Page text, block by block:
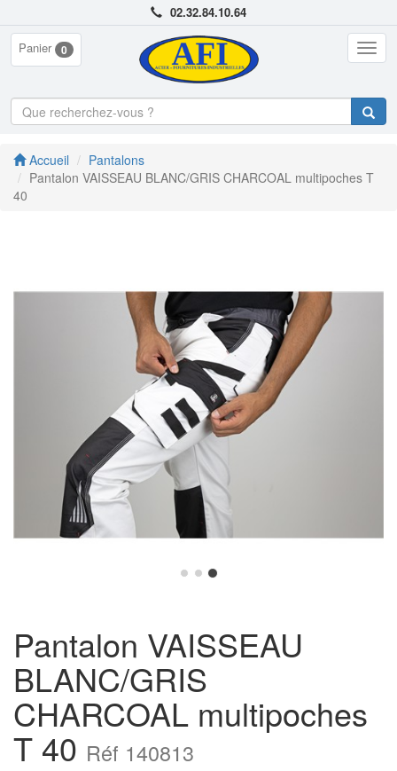
02.32.84.10.64
Panier 0
Accueil
Pantalons
Pantalon VAISSEAU BLANC/GRIS CHARCOAL multipoches T
40
Pantalon VAISSEAU
BLANC/GRIS
CHARCOAL multipoches
T 40 Réf 140813